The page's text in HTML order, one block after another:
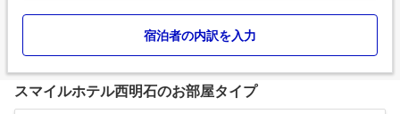
宿泊者の内訳を入力
スマイルホテル西明石のお部屋タイプ